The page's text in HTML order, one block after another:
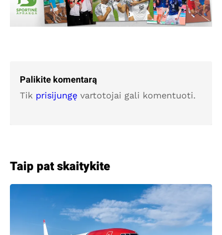
Palikite komentarą
Tik prisijungę vartotojai gali komentuoti.
Taip pat skaitykite